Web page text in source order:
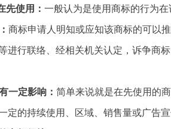
先使用： 一般认为是使用商标的行为
商标申请人明知或应知该商标的可以
进行联络、经相关机关认定，诉争商
一定影响： 简单来说就是在先使用的
定的持续使用、区域、销售量或广告